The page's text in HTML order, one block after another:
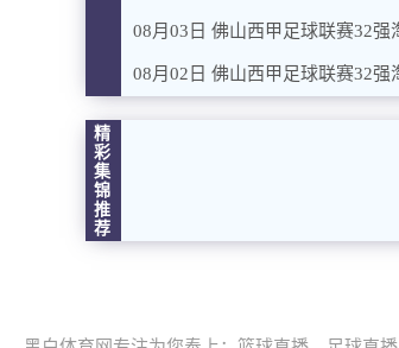
08月03日 佛山西甲足球联赛32
08月02日 佛山西甲足球联赛32
精
彩
集
锦
推
荐